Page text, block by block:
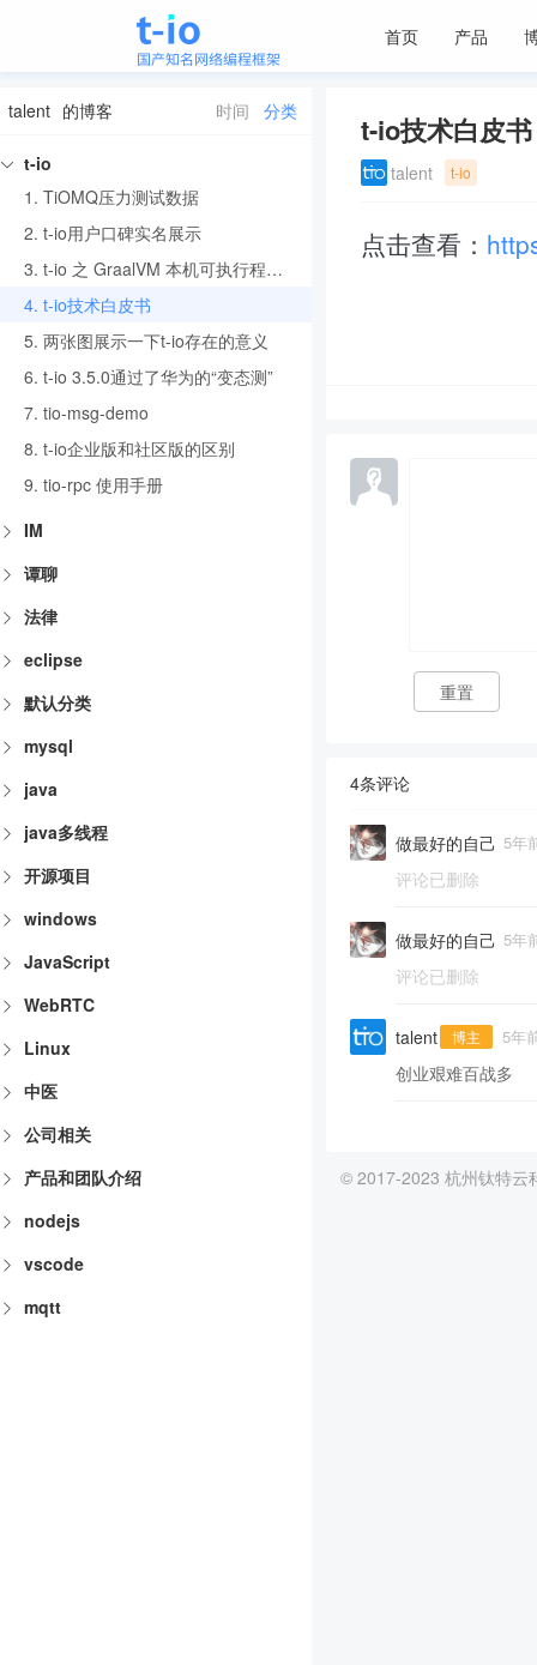
首页 产品
talent 的博客 时间 分类
t-io
1. TiOMQ压力测试数据
2. t-io用户口碑实名展示
3.
t-io 之 GraalVM 本机可执行程序实战
4. t-io技术白皮书
5. 两张图展示一下t-io存在的意义
6. t-io 3.5.0通过了华为的“变态测”
7. tio-msg-demo
8. t-io企业版和社区版的区别
9. tio-rpc 使用手册
IM
谭聊
法律
eclipse
默认分类
mysql
java
java多线程
开源项目
windows
JavaScript
WebRTC
Linux
中医
公司相关
产品和团队介绍
nodejs
vscode
mqtt
t-io技术白皮书
talent t-io
点击查看：
重置
4条评论
做最好的自己 5年
评论已删除
做最好的自己 5年
评论已删除
talent 博主 5年
创业艰难百战多
© 2017-2023 杭州钛特云